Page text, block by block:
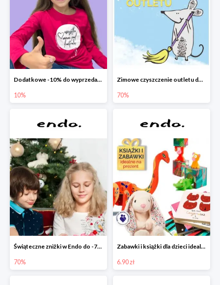
Dodatkowe -10% do wyprzedaży w Endo
10%
Zimowe czyszczenie outletu do -70%
70%
Świąteczne zniżki w Endo do -70%
70%
Zabawki i książki dla dzieci idealne na prezent w Endo od 6,90 zł
6.90 zł